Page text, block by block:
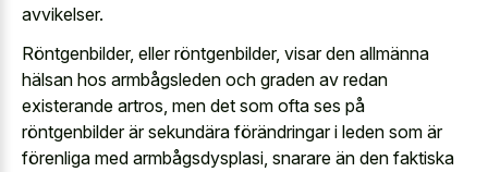
avvikelser.
Röntgenbilder, eller röntgenbilder, visar den allmänna
hälsan hos armbågsleden och graden av redan
existerande artros, men det som ofta ses på
röntgenbilder är sekundära förändringar i leden som är
förenliga med armbågsdysplasi, snarare än den faktiska